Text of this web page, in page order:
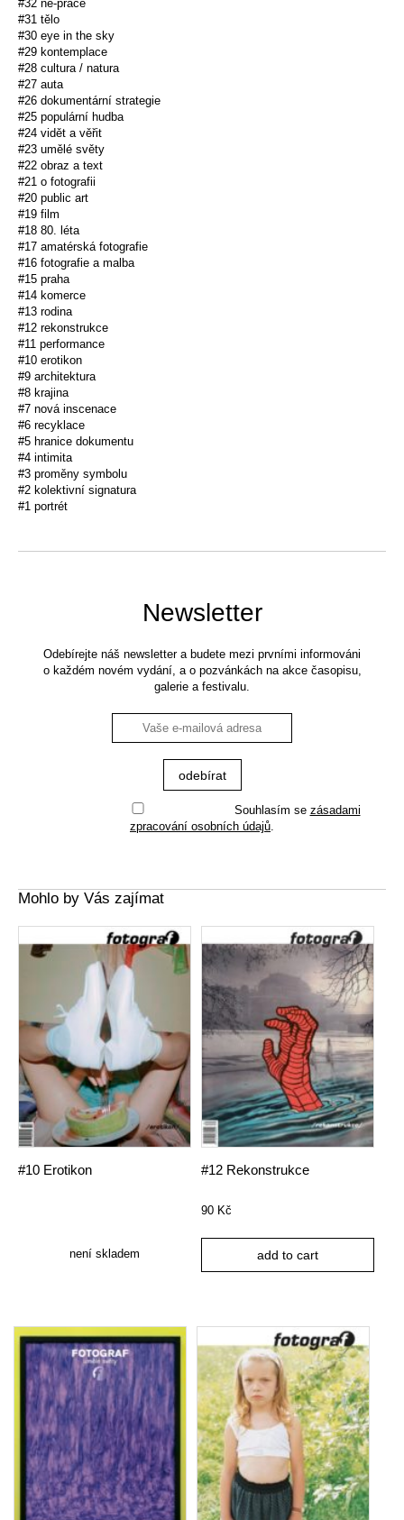
#32 ne-práce
#31 tělo
#30 eye in the sky
#29 kontemplace
#28 cultura / natura
#27 auta
#26 dokumentární strategie
#25 populární hudba
#24 vidět a věřit
#23 umělé světy
#22 obraz a text
#21 o fotografii
#20 public art
#19 film
#18 80. léta
#17 amatérská fotografie
#16 fotografie a malba
#15 praha
#14 komerce
#13 rodina
#12 rekonstrukce
#11 performance
#10 erotikon
#9 architektura
#8 krajina
#7 nová inscenace
#6 recyklace
#5 hranice dokumentu
#4 intimita
#3 proměny symbolu
#2 kolektivní signatura
#1 portrét
Newsletter
Odebírejte náš newsletter a budete mezi prvními informováni
o každém novém vydání, a o pozvánkách na akce časopisu,
galerie a festivalu.
Souhlasím se zásadami
zpracování osobních údajů.
Mohlo by Vás zajímat
#10 Erotikon
není skladem
#12 Rekonstrukce
90 Kč
add to cart